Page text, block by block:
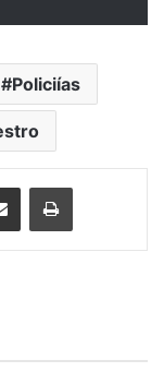
Policiías
Enviar vía email Imprimir